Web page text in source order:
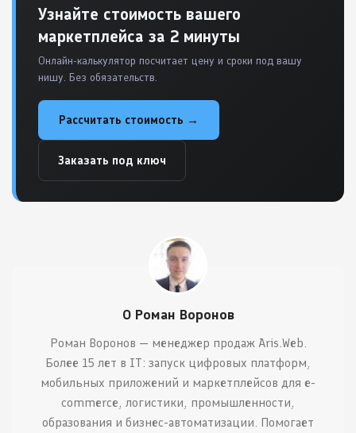
Узнайте стоимость вашего
маркетплейса за 2 минуты
Онлайн-калькулятор посчитает цену и сроки под вашу
нишу. Без обязательств.
Рассчитать стоимость →
Заказать под ключ
О Роман Воронов
Роман Воронов — менеджер продаж Aris.Web.
Более 15 лет в IT: запуск цифровых платформ,
мобильных приложений и маркетплейсов для e-
commerce, логистики, промышленности,
образования и бизнес-автоматизации. Помогает